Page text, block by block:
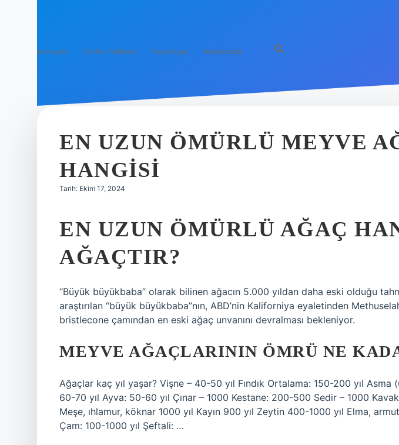
Anasayfa Gizlilik Politikası Yasal Uyarı Hakkımızda
EN UZUN ÖMÜRLÜ MEYVE
HANGISI
Tarih: Ekim 17, 2024
EN UZUN ÖMÜRLÜ AĞAÇ
AĞAÇTIR?
“Büyük büyükbaba” olarak bilinen ağacın 5.000 yıldan daha eski olduğu
araştırılan “büyük büyükbaba”nın, ABD’nin Kaliforniya eyaletinden
bristlecone çamından en eski ağaç unvanını devralması bekleniyor.
MEYVE AĞAÇLARININ ÖMRÜ NE
Ağaçlar kaç yıl yaşar? Vişne – 40-50 yıl Fındık Ortalama: 150-200 yıl Asma
60-70 yıl Ayva: 50-60 yıl Çınar – 1000 Kestane: 200-500 Sedir – 1000
Meşe, ıhlamur, köknar 1000 yıl Kayın 900 yıl Zeytin 400-1000 yıl Elma,
Çam: 100-1000 yıl Şeftali: …